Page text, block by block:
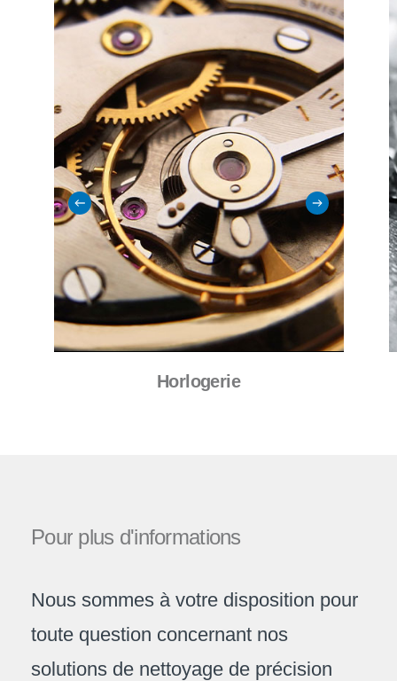
Horlogerie
Pour plus d'informations
Nous sommes à votre disposition pour
toute question concernant nos
solutions de nettoyage de précision